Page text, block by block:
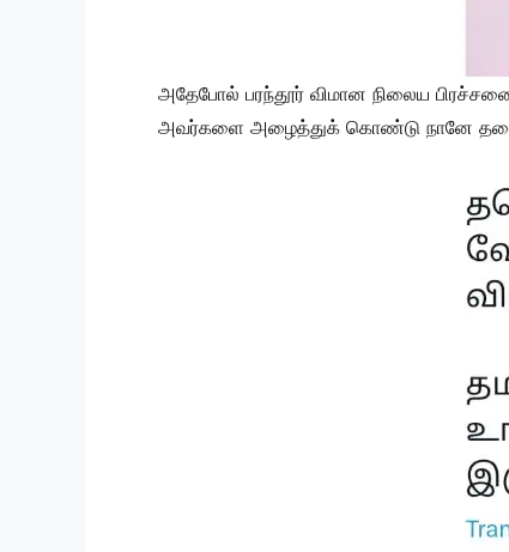
அதேபோல் பரந்தூர் விமான நிலைய
அவர்களை அழைத்துக் கொண்டு நானே